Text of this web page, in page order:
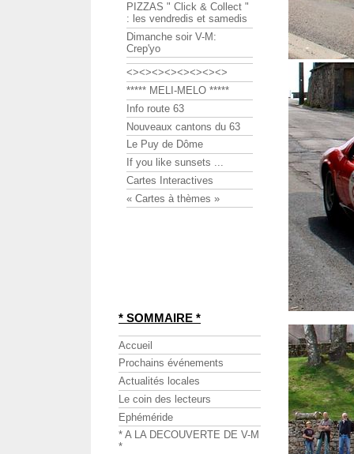
PIZZAS " Click & Collect "
: les vendredis et samedis
Dimanche soir V-M:
Crep'yo
<><><><><><><><>
***** MELI-MELO *****
Info route 63
Nouveaux cantons du 63
Le Puy de Dôme
If you like sunsets ...
Cartes Interactives
« Cartes à thèmes »
* SOMMAIRE *
Accueil
Prochains événements
Actualités locales
Le coin des lecteurs
Ephéméride
* A LA DECOUVERTE DE V-M
*